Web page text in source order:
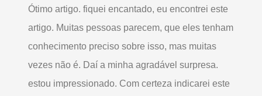
Ótimo artigo. fiquei encantado, eu encontrei este
artigo. Muitas pessoas parecem, que eles tenham
conhecimento preciso sobre isso, mas muitas
vezes não é. Daí a minha agradável surpresa.
estou impressionado. Com certeza indicarei este